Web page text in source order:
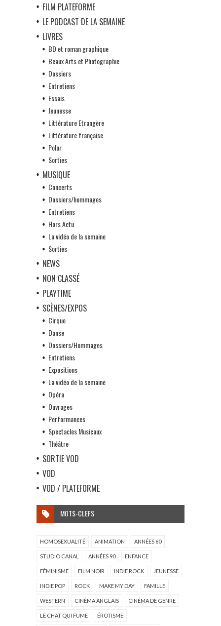
FILM PLATEFORME
LE PODCAST DE LA SEMAINE
LIVRES
BD et roman graphique
Beaux Arts et Photographie
Dossiers
Entretiens
Essais
Jeunesse
Littérature Etrangère
Littérature française
Polar
Sorties
MUSIQUE
Concerts
Dossiers/hommages
Entretiens
Hors Actu
La vidéo de la semaine
Sorties
NEWS
NON CLASSÉ
PLAYTIME
SCÈNES/EXPOS
Cirque
Danse
Dossiers/Hommages
Entretiens
Expositions
La vidéo de la semaine
Opéra
Ouvrages
Performances
Spectacles Musicaux
Théâtre
SORTIE VOD
VOD
VOD / PLATEFORME
MOTS-CLEFS
HOMOSEXUALITÉ ANIMATION ANNÉES 60
STUDIO CANAL ANNÉES 90 ENFANCE
FÉMINISME FILM NOIR INDIE ROCK JEUNESSE
INDIE POP ROCK MAKE MY DAY FAMILLE
WESTERN CINÉMA ANGLAIS CINÉMA DE GENRE
LE CHAT QUI FUME ÉROTISME